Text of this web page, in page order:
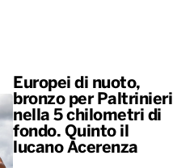
Europei di nuoto,
bronzo per Paltrinieri
nella 5 chilometri di
fondo. Quinto il
lucano Acerenza